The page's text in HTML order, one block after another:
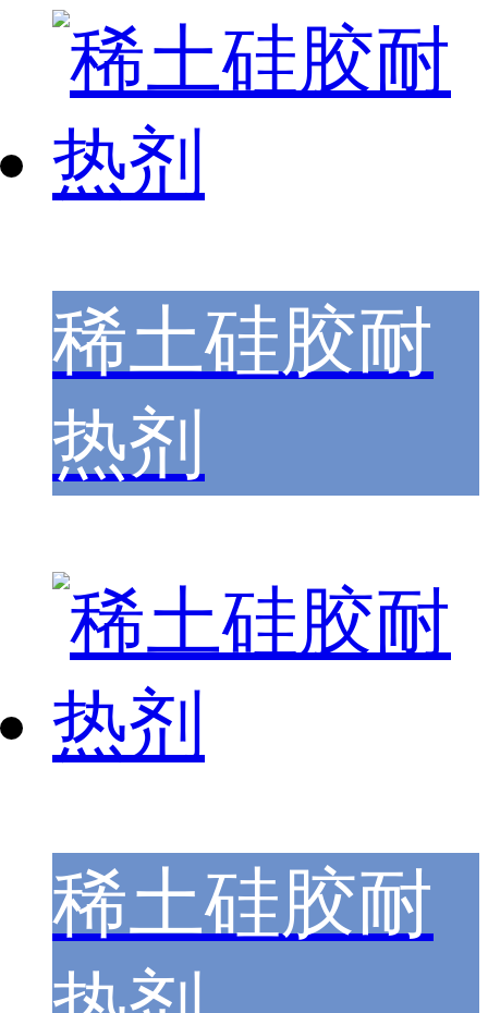
稀土硅胶耐
热剂
稀土硅胶耐